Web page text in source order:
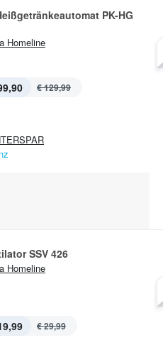
PK-HG
Homeline
€ 129,99
SSV 426
Homeline
€ 29,99